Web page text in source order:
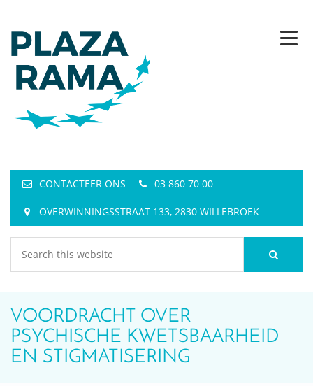
CONTACTEER ONS 03 860 70 00
OVERWINNINGSSTRAAT 133, 2830 WILLEBROEK
VOORDRACHT OVER
PSYCHISCHE KWETSBAARHEID
EN STIGMATISERING